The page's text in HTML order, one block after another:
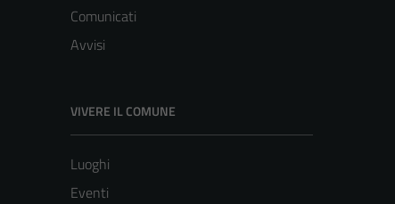
Comunicati
Avvisi
VIVERE IL COMUNE
Luoghi
Eventi